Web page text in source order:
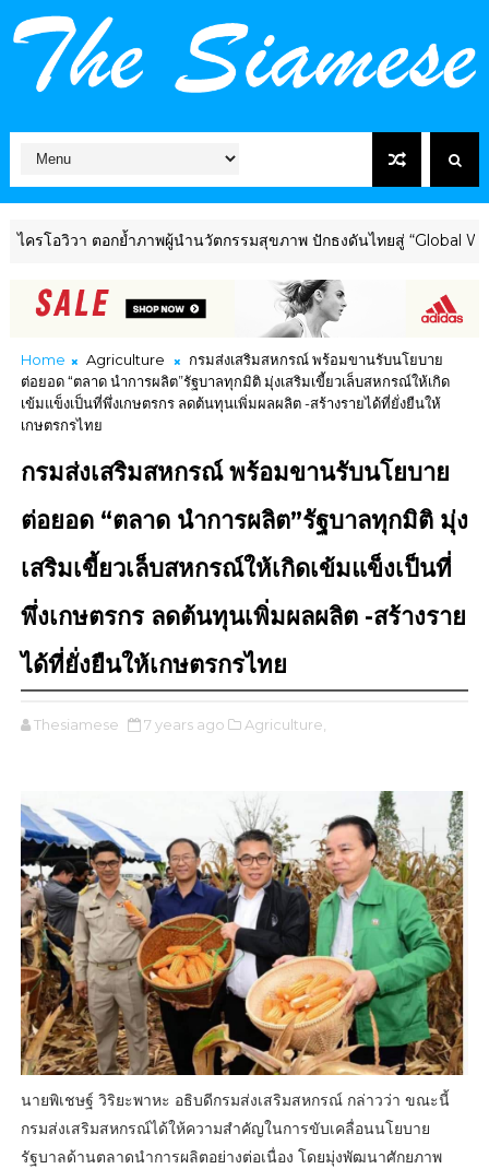
า ตอกย้ำภาพผู้นำนวัตกรรมสุขภาพ ปักธงดันไทยสู่ “Global Wellness
Home Agriculture
กรมส่งเสริมสหกรณ์ พร้อมขานรับนโยบาย
ต่อยอด “ตลาด นำการผลิต”รัฐบาลทุกมิติ มุ่งเสริมเขี้ยวเล็บสหกรณ์ให้เกิด
เข้มแข็งเป็นที่พึ่งเกษตรกร ลดต้นทุนเพิ่มผลผลิต -สร้างรายได้ที่ยั่งยืนให้
เกษตรกรไทย
กรมส่งเสริมสหกรณ์ พร้อมขานรับนโยบาย
ต่อยอด “ตลาด นำการผลิต”รัฐบาลทุกมิติ มุ่ง
เสริมเขี้ยวเล็บสหกรณ์ให้เกิดเข้มแข็งเป็นที่
พึ่งเกษตรกร ลดต้นทุนเพิ่มผลผลิต -สร้างราย
ได้ที่ยั่งยืนให้เกษตรกรไทย
Thesiamese 7 years ago Agriculture,
นายพิเชษฐ์ วิริยะพาหะ อธิบดีกรมส่งเสริมสหกรณ์ กล่าวว่า ขณะนี้
กรมส่งเสริมสหกรณ์ได้ให้ความสำคัญในการขับเคลื่อนนโยบาย
รัฐบาลด้านตลาดนำการผลิตอย่างต่อเนื่อง โดยมุ่งพัฒนาศักยภาพ